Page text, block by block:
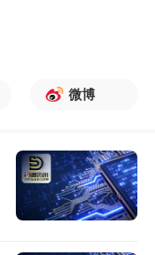
微博